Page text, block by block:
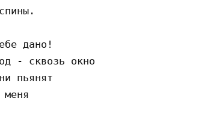
дано!
- сквозь окно
пьянят